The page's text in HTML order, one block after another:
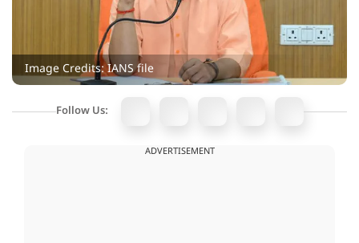
Image Credits: IANS file
Follow Us:
ADVERTISEMENT